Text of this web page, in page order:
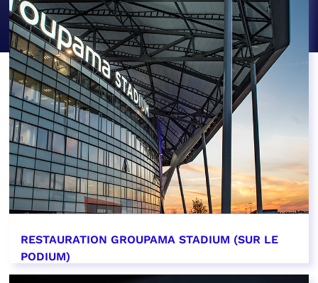
RESTAURATION GROUPAMA STADIUM (SUR LE
PODIUM)